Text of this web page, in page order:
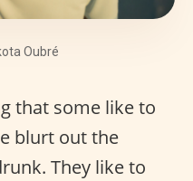
Oubré
that some like to
blurt out the
They like to